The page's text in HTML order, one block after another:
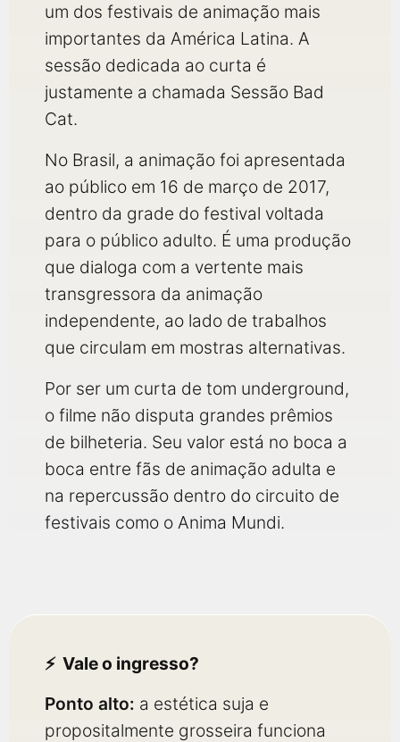
um dos festivais de animação mais
importantes da América Latina. A
sessão dedicada ao curta é
justamente a chamada Sessão Bad
Cat.
No Brasil, a animação foi apresentada
ao público em 16 de março de 2017,
dentro da grade do festival voltada
para o público adulto. É uma produção
que dialoga com a vertente mais
transgressora da animação
independente, ao lado de trabalhos
que circulam em mostras alternativas.
Por ser um curta de tom underground,
o filme não disputa grandes prêmios
de bilheteria. Seu valor está no boca a
boca entre fãs de animação adulta e
na repercussão dentro do circuito de
festivais como o Anima Mundi.
Vale o ingresso?
Ponto alto: a estética suja e
propositalmente grosseira funciona